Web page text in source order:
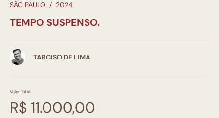
SÃO PAULO / 2024
TEMPO SUSPENSO.
TARCISO DE LIMA
Valor Total
R$ 11.000,00